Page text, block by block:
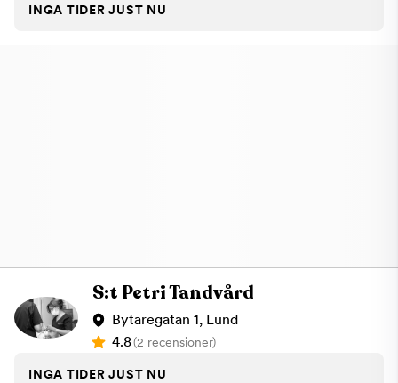
INGA TIDER JUST NU
S:t Petri Tandvård
Bytaregatan 1, Lund
4.8(2 recensioner)
INGA TIDER JUST NU